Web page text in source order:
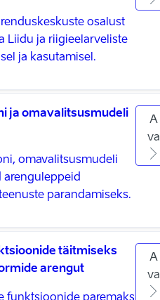
osalust
Liidu ja riigieelarveliste
ja kasutamisel.
ja omavalitsusmudeli
omavalitsusmudeli
arenguleppeid
parandamiseks.
A
va
täitmiseks
arengut
A
va